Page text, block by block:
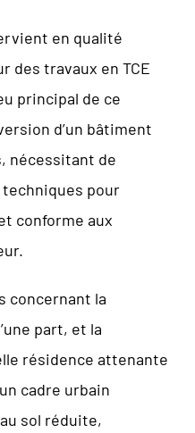
en qualité
des travaux en TCE
principal de ce
d’un bâtiment
nécessitant de
pour
conforme aux
concernant la
part, et la
résidence attenante
cadre urbain
sol réduite,